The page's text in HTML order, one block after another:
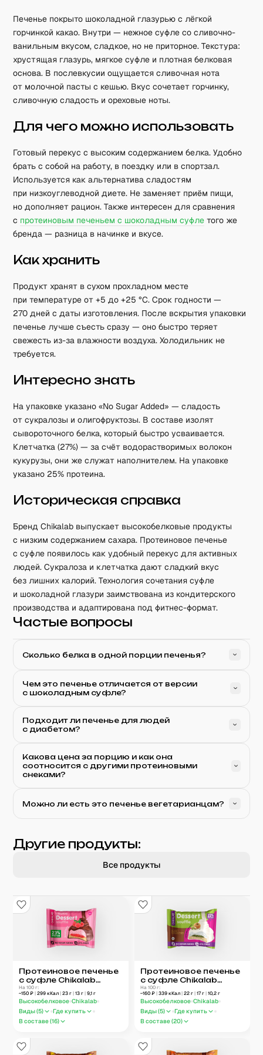
Печенье покрыто шоколадной глазурью с лёгкой
горчинкой какао. Внутри — нежное суфле со сливочно-
ванильным вкусом, сладкое, но не приторное. Текстура:
хрустящая глазурь, мягкое суфле и плотная белковая
основа. В послевкусии ощущается сливочная нота
от молочной пасты с кешью. Вкус сочетает горчинку,
сливочную сладость и ореховые ноты.
Для чего можно использовать
Готовый перекус с высоким содержанием белка. Удобно
брать с собой на работу, в поездку или в спортзал.
Используется как альтернатива сладостям
при низкоуглеводной диете. Не заменяет приём пищи,
но дополняет рацион. Также интересен для сравнения
с протеиновым печеньем с шоколадным суфле того же
бренда — разница в начинке и вкусе.
Как хранить
Продукт хранят в сухом прохладном месте
при температуре от +5 до +25 °C. Срок годности —
270 дней с даты изготовления. После вскрытия упаковки
печенье лучше съесть сразу — оно быстро теряет
свежесть из-за влажности воздуха. Холодильник не
требуется.
Интересно знать
На упаковке указано «No Sugar Added» — сладость
от сукралозы и олигофруктозы. В составе изолят
сывороточного белка, который быстро усваивается.
Клетчатка (27%) — за счёт водорастворимых волокон
кукурузы, они же служат наполнителем. На упаковке
указано 25% протеина.
Историческая справка
Бренд Chikalab выпускает высокобелковые продукты
с низким содержанием сахара. Протеиновое печенье
с суфле появилось как удобный перекус для активных
людей. Сукралоза и клетчатка дают сладкий вкус
без лишних калорий. Технология сочетания суфле
и шоколадной глазури заимствована из кондитерского
производства и адаптирована под фитнес-формат.
Частые вопросы
Сколько белка в одной порции печенья?
Чем это печенье отличается от версии
с шоколадным суфле?
Подходит ли печенье для людей
с диабетом?
Какова цена за порцию и как она
соотносится с другими протеиновыми
снеками?
Можно ли есть это печенье вегетарианцам?
Другие продукты:
Все продукты
Протеиновое печенье
с суфле Chikalab
«Малиновый десерт»
На 100 г:
~150 ₽| 299 кКал| 23 г| 13 г| 9,1 г
Высокобелковое Chikalab
Виды (5)
Где купить
В составе (16)
Протеиновое печенье
с суфле Chikalab
«Фисташка
и катаифи»
На 100 г:
~160 ₽ | 339 кКал | 22 г | 17г | 10,2 г
Высокобелковое Chikalab
Виды (5)
Где купить
В составе (20)